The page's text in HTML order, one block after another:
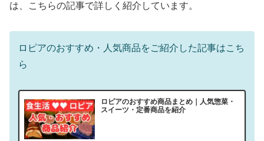
は、こちらの記事で詳しく紹介しています。
ロピアのおすすめ・人気商品をご紹介した記事はこち
ら
ロピアのおすすめ商品まとめ｜人気惣菜・
スイーツ・定番商品を紹介